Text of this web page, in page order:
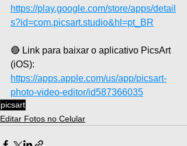
https://play.google.com/store/apps/detail
s?id=com.picsart.studio&hl=pt_BR
🔴 Link para baixar o aplicativo PicsArt
(iOS):
https://apps.apple.com/us/app/picsart-
photo-video-editor/id587366035
picsart
Editar Fotos no Celular